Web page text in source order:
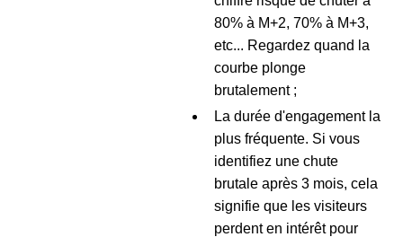
80% à M+2, 70% à M+3,
etc... Regardez quand la
courbe plonge
brutalement ;
La durée d'engagement la
plus fréquente. Si vous
identifiez une chute
brutale après 3 mois, cela
signifie que les visiteurs
perdent en intérêt pour